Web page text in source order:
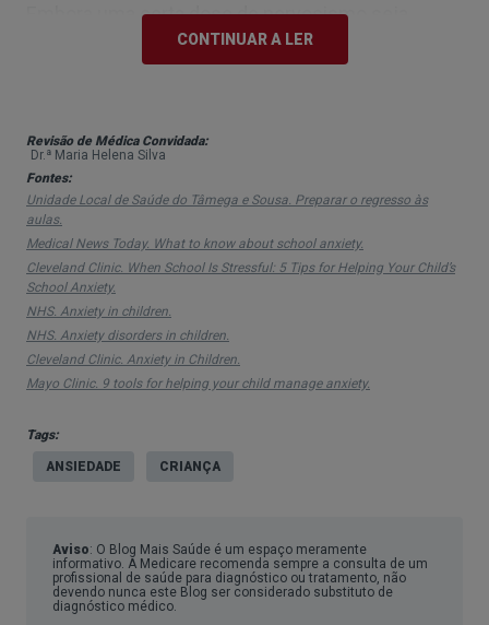
Embora uma certa dose de nervosismo seja
normal, quando a preocupação é excessiva e a
atenção e agir.
Também conhecida como fobia escolar ou recusa
escolar, a ansiedade escolar não é um diagnóstico
desaúde mentalreconhecido. No entanto, na 5.ª
edição do Manual de Diagnóstico e Estatística das
Perturbações Mentais (DSM-5), este tipo de
ansiedade é considerado um sintoma associado a
outros diagnósticos, como:
Perturbação de ansiedade social;
Perturbação de ansiedade generalizada;
Perturbação de stress pós-traumático(PSPT).
CONTINUAR A LER
Revisão de Médica Convidada:
Dr.ª Maria Helena Silva
Fontes:
Unidade Local de Saúde do Tâmega e Sousa. Preparar o regresso às
aulas.
Medical News Today. What to know about school anxiety.
Cleveland Clinic. When School Is Stressful: 5 Tips for Helping Your Child’s
School Anxiety.
NHS. Anxiety in children.
NHS. Anxiety disorders in children.
Cleveland Clinic. Anxiety in Children.
Mayo Clinic. 9 tools for helping your child manage anxiety.
Tags:
ANSIEDADE CRIANÇA
Aviso: O Blog Mais Saúde é um espaço meramente
informativo. A Medicare recomenda sempre a consulta de um
profissional de saúde para diagnóstico ou tratamento, não
devendo nunca este Blog ser considerado substituto de
diagnóstico médico.